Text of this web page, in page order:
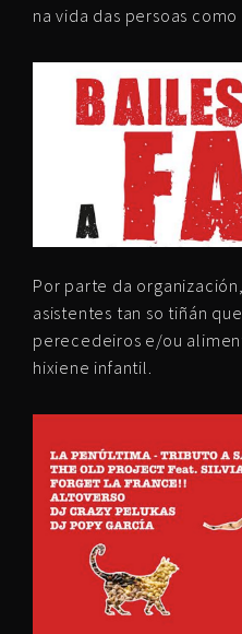
na vida das persoas
Por parte da
asistentes tan so tiñán
perecedeiros e/ou
hixiene infantil.